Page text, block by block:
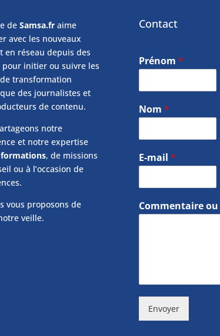
de Samsa.fr aime
avec les nouveaux
en réseau depuis des
pour initier ou suivre les
transformation
des journalistes et
de contenu.
notre
et notre expertise
formations, de missions
ou à l’occasion de
vous proposons de
veille.
Contact
Prénom *
Nom *
E-mail *
Commentaire ou
Envoyer